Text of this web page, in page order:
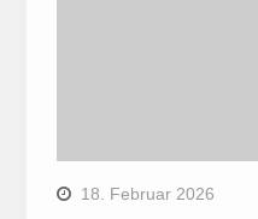
18. Februar 2026